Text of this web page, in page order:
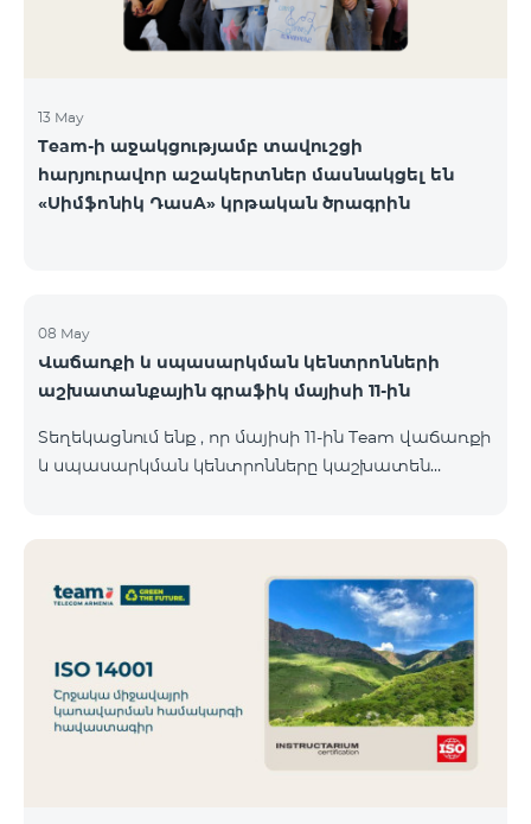
13 May
Team-ի աջակցությամբ տավուշցի
հարյուրավոր աշակերտներ մասնակցել են
«Սիմֆոնիկ ԴասA» կրթական ծրագրին
08 May
Վաճառքի և սպասարկման կենտրոնների
աշխատանքային գրաֆիկ մայիսի 11-ին
Տեղեկացնում ենք , որ մայիսի 11-ին Team վաճառքի
և սպասարկման կենտրոնները կաշխատեն
Բնականուն գրաֆիկը Մայիսի 11-ի փոփոխված
գրաֆիկը Երևան Կիլիկիա 09:00-18:00 09:00-17:00
Երևան Անդրանիկ 09:00-18:00 09:00-17:00 Երևան
ՀԱԹ 09:00-20:00 09:00-17:00 Երևան Ազատություն
09:00-19:00 09:00-17:00 Երևան Կոմիտաս 1 09:00-
19:00 09:00-17:00 Երևան Դավիթաշեն 09:00-20:00